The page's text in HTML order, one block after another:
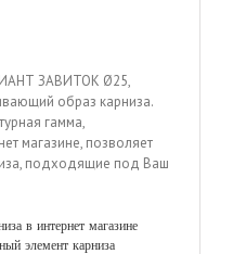
ЗАВИТОК Ø25,
образ карниза.
гамма,
магазине, позволяет
подходящие под Ваш
в интернет магазине
элемент карниза